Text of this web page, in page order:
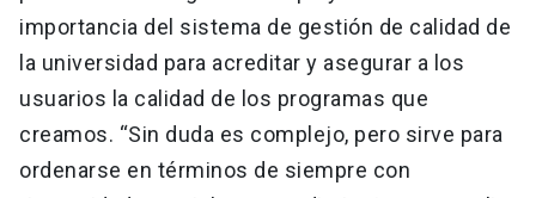
importancia del sistema de gestión de calidad de
la universidad para acreditar y asegurar a los
usuarios la calidad de los programas que
creamos. “Sin duda es complejo, pero sirve para
ordenarse en términos de siempre con